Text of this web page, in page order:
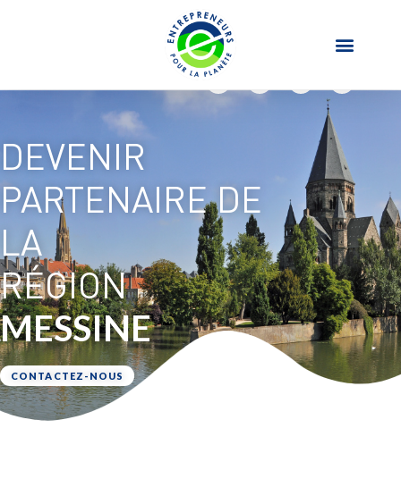
DEVENIR
PARTENAIRE DE
LA
RÉGION
MESSINE
CONTACTEZ-NOUS